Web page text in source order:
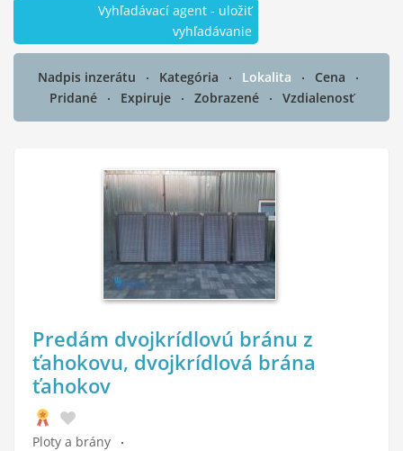
Vyhľadávací agent - uložiť
vyhľadávanie
Nadpis inzerátu Kategória Lokalita
Cena
Pridané
Expiruje Zobrazené Vzdialenosť
Predám dvojkrídlovú bránu z
ťahokovu, dvojkrídlová brána
ťahokov
Ploty a brány